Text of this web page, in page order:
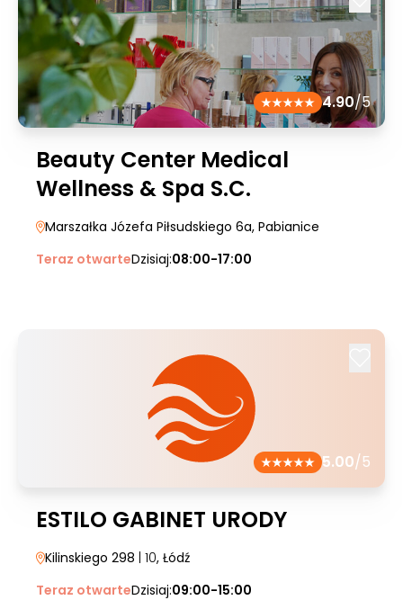
4.90/5
Beauty Center Medical
Wellness & Spa S.C.
Marszałka Józefa Piłsudskiego 6a, Pabianice
Teraz otwarteDzisiaj:08:00-17:00
5.00/5
ESTILO GABINET URODY
Kilinskiego 298 | 10, Łódź
Teraz otwarteDzisiaj:09:00-15:00